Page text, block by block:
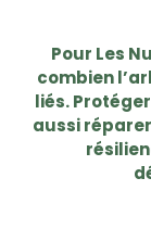
Pour Les
combien
liés.
aussi